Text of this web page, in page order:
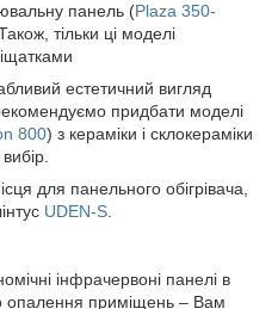
панель (Plaza 350-
тільки ці моделі
естетичний вигляд
придбати моделі
800) з кераміки і склокераміки
для панельного обігрівача,
UDEN-S
інфрачервоні панелі в
опалення приміщень – Вам